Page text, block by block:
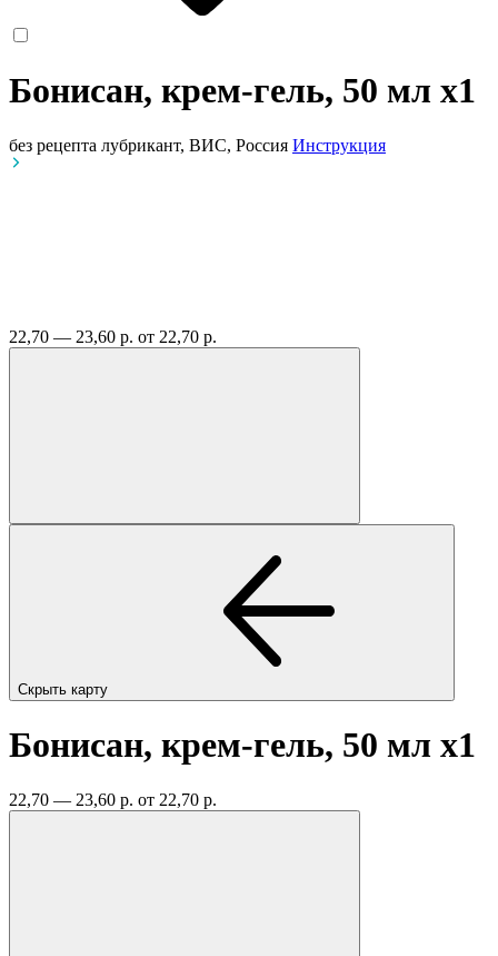
Бонисан, крем-гель, 50 мл x1
без рецепта лубрикант, ВИС, Россия Инструкция
22,70 — 23,60 р. от 22,70 р.
Скрыть карту
Бонисан, крем-гель, 50 мл x1
22,70 — 23,60 р. от 22,70 р.